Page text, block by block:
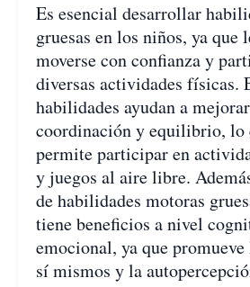
Es esencial desarrollar
gruesas en los niños, ya que
moverse con confianza y
diversas actividades físicas.
habilidades ayudan a
coordinación y equilibrio, lo
permite participar en
y juegos al aire libre.
de habilidades motoras
tiene beneficios a nivel
emocional, ya que
sí mismos y la